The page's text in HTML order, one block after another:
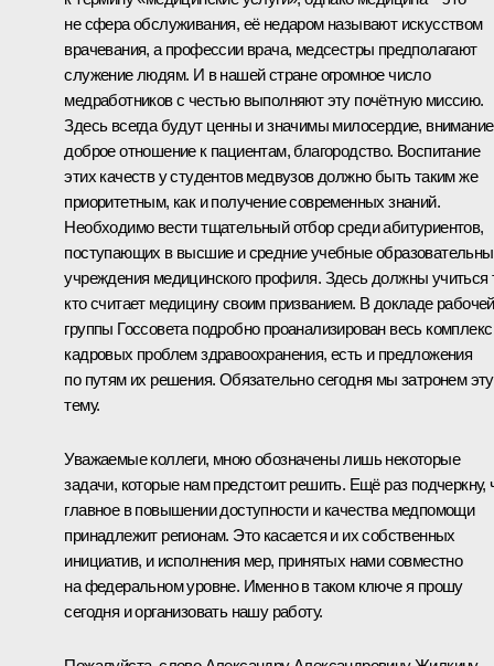
не сфера обслуживания, её недаром называют искусством
врачевания, а профессии врача, медсестры предполагают
служение людям. И в нашей стране огромное число
медработников с честью выполняют эту почётную миссию.
Здесь всегда будут ценны и значимы милосердие,
доброе отношение к пациентам, благородство. Воспитание
этих качеств у студентов медвузов должно быть таким же
приоритетным, как и получение современных знаний.
Необходимо вести тщательный отбор среди абитуриентов,
поступающих в высшие и средние учебные
учреждения медицинского профиля. Здесь должны учиться
кто считает медицину своим призванием. В докладе рабочей
группы Госсовета подробно проанализирован весь комплекс
кадровых проблем здравоохранения, есть и предложения
по путям их решения. Обязательно сегодня мы затронем эту
тему.
Уважаемые коллеги, мною обозначены лишь некоторые
задачи, которые нам предстоит решить. Ещё раз подчеркну,
главное в повышении доступности и качества медпомощи
принадлежит регионам. Это касается и их собственных
инициатив, и исполнения мер, принятых нами совместно
на федеральном уровне. Именно в таком ключе я прошу
сегодня и организовать нашу работу.